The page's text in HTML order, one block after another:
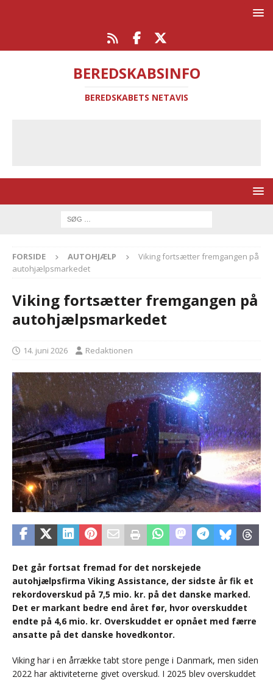
BEREDSKABSINFO
BEREDSKABETS NETAVIS
FORSIDE AUTOHJÆLP
Viking fortsætter fremgangen på
autohjælpsmarkedet
Viking fortsætter fremgangen på
autohjælpsmarkedet
14. juni 2026 Redaktionen
Det går fortsat fremad for det norskejede
autohjælpsfirma Viking Assistance, der sidste år fik et
rekordoverskud på 7,5 mio. kr. på det danske marked.
Det er markant bedre end året før, hvor overskuddet
endte på 4,6 mio. kr. Overskuddet er opnået med færre
ansatte på det danske hovedkontor.
Viking har i en årrække tabt store penge i Danmark, men siden
2022 har aktiviteterne givet overskud. I 2025 blev overskuddet